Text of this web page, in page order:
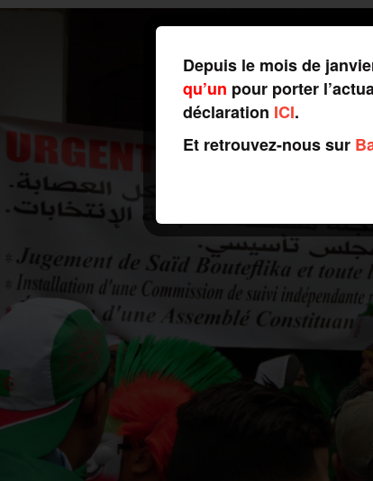
Depuis le mois de
qu’un pour porter
déclaration ICI.
Et retrouvez-nous sur